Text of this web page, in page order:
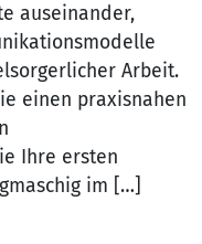
auseinander,
Arbeit.
einen praxisnahen
Ihre ersten
im […]